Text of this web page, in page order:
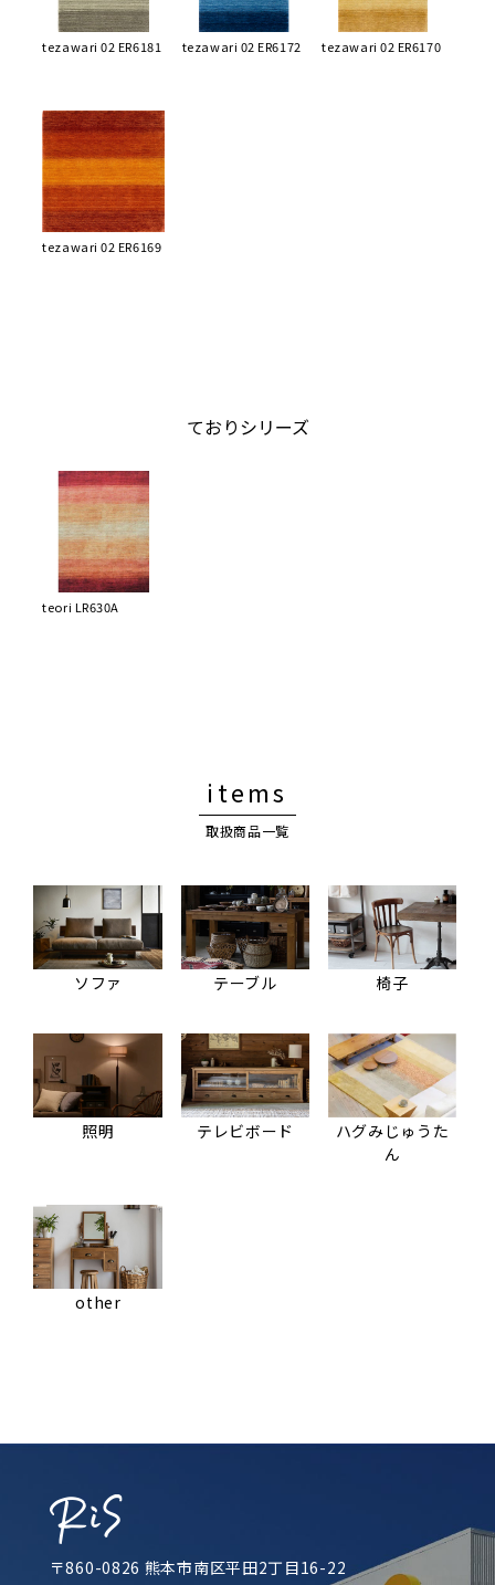
tezawari 02 ER6181 tezawari 02 ER6172 tezawari 02 ER6170
tezawari 02 ER6169
ておりシリーズ
teori LR630A
items
取扱商品一覧
ソファ テーブル 椅子
照明 テレビボード
ハグみじゅうた
ん
other
〒860-0826 熊本市南区平田2丁目16-22